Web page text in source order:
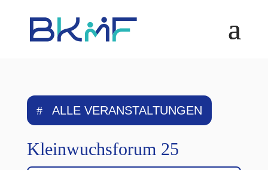
content
ALLE VERANSTALTUNGEN
Kleinwuchsforum 25